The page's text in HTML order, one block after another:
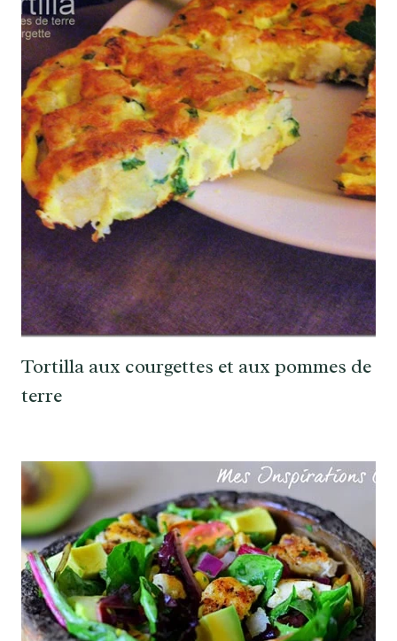
Tortilla aux courgettes et aux pommes de
terre